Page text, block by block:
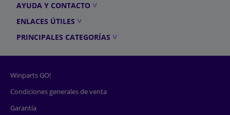
AYUDA Y CONTACTO
ENLACES ÚTILES
PRINCIPALES CATEGORÍAS
Winparts GO!
Condiciones generales de venta
Garantía